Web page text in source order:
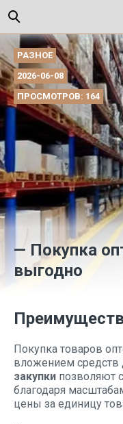
РАЗНОЕ
2026-06-08
ПРОСМОТРОВ: 164
— Покупка
выгодно
Покупка товаров
вложением средств
закупки позволяют
благодаря
цены за единицу